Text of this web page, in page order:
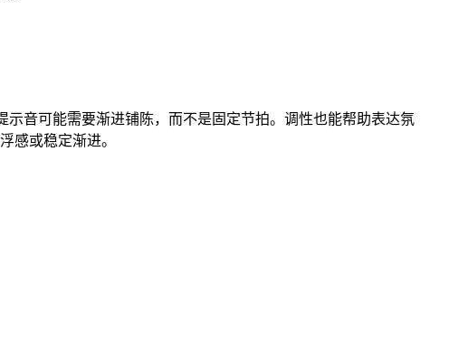
音可能需要渐进铺陈，而不是固定节拍。调性也能帮助表达氛
感或稳定渐进。